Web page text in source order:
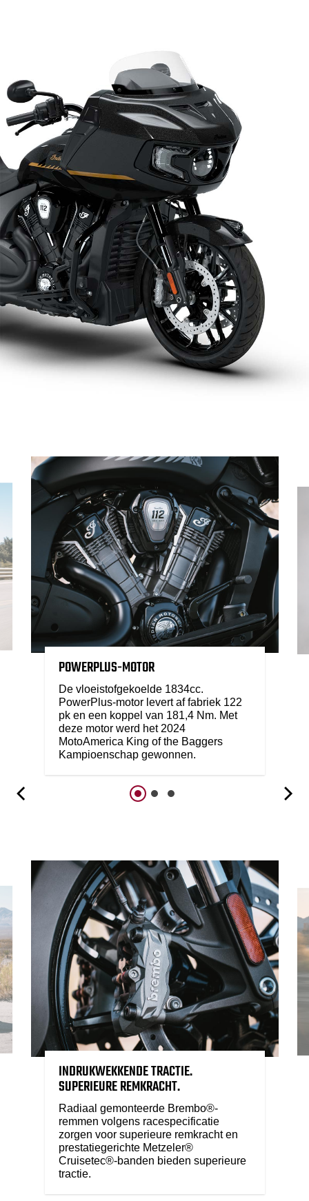
POWERPLUS-MOTOR
De vloeistofgekoelde 1834cc.
PowerPlus-motor levert af fabriek 122
pk en een koppel van 181,4 Nm. Met
deze motor werd het 2024
MotoAmerica King of the Baggers
Kampioenschap gewonnen.
INDRUKWEKKENDE TRACTIE.
SUPERIEURE REMKRACHT.
Radiaal gemonteerde Brembo®-
remmen volgens racespecificatie
zorgen voor superieure remkracht en
prestatiegerichte Metzeler®
Cruisetec®-banden bieden superieure
tractie.